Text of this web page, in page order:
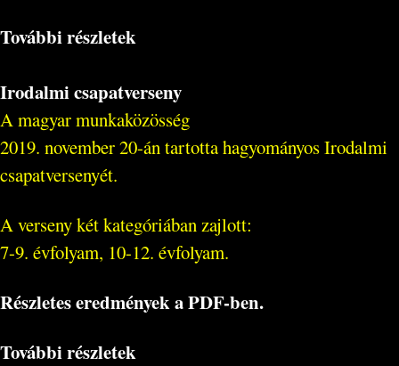
További részletek
Irodalmi csapatverseny
A magyar munkaközösség
2019. november 20-án tartotta hagyományos Irodalmi
csapatversenyét.
A verseny két kategóriában zajlott:
7-9. évfolyam, 10-12. évfolyam.
Részletes eredmények a PDF-ben.
További részletek